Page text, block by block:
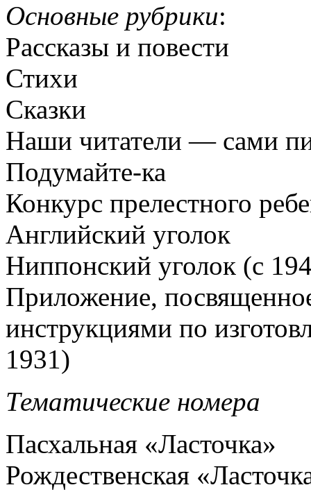
Основные рубрики:
Рассказы и повести
Стихи
Сказки
Наши читатели — сами
Подумайте-ка
Конкурс прелестного
Английский уголок
Ниппонский уголок (с
Приложение,
инструкциями по
1931)
Тематические номера
Пасхальная «Ласточка»
Рождественская